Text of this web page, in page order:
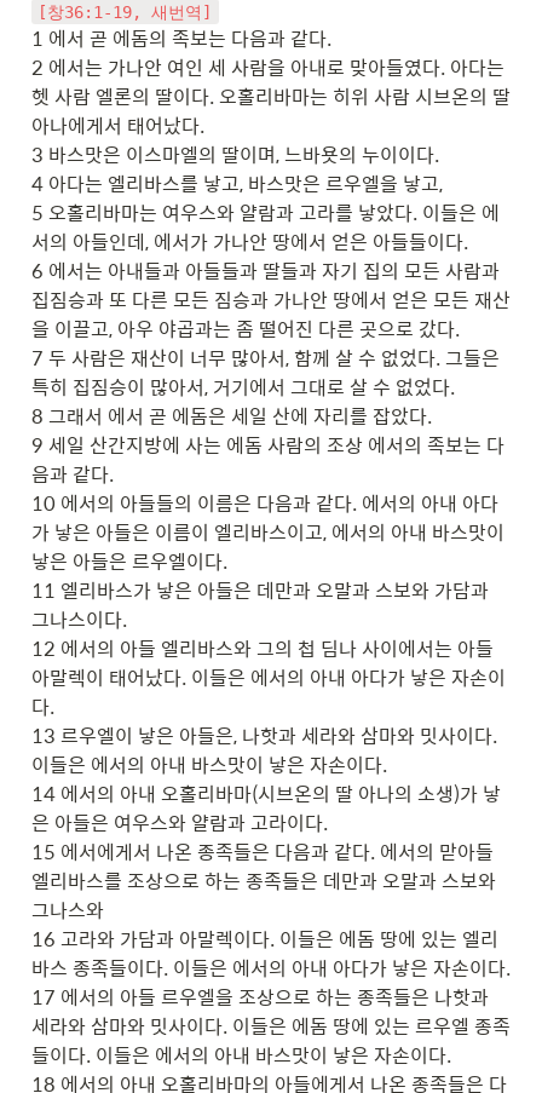
[창36:1-19, 새번역]
1 에서 곧 에돔의 족보는 다음과 같다.
2 에서는 가나안 여인 세 사람을 아내로 맞아들였다. 아다는
헷 사람 엘론의 딸이다. 오홀리바마는 히위 사람 시브온의 딸
아나에게서 태어났다.
3 바스맛은 이스마엘의 딸이며, 느바욧의 누이이다.
4 아다는 엘리바스를 낳고, 바스맛은 르우엘을 낳고,
5 오홀리바마는 여우스와 얄람과 고라를 낳았다. 이들은 에
서의 아들인데, 에서가 가나안 땅에서 얻은 아들들이다.
6 에서는 아내들과 아들들과 딸들과 자기 집의 모든 사람과
집짐승과 또 다른 모든 짐승과 가나안 땅에서 얻은 모든 재산
을 이끌고, 아우 야곱과는 좀 떨어진 다른 곳으로 갔다.
7 두 사람은 재산이 너무 많아서, 함께 살 수 없었다. 그들은
특히 집짐승이 많아서, 거기에서 그대로 살 수 없었다.
8 그래서 에서 곧 에돔은 세일 산에 자리를 잡았다.
9 세일 산간지방에 사는 에돔 사람의 조상 에서의 족보는 다
음과 같다.
10 에서의 아들들의 이름은 다음과 같다. 에서의 아내 아다
가 낳은 아들은 이름이 엘리바스이고, 에서의 아내 바스맛이
낳은 아들은 르우엘이다.
11 엘리바스가 낳은 아들은 데만과 오말과 스보와 가담과
그나스이다.
12 에서의 아들 엘리바스와 그의 첩 딤나 사이에서는 아들
아말렉이 태어났다. 이들은 에서의 아내 아다가 낳은 자손이
다.
13 르우엘이 낳은 아들은, 나핫과 세라와 삼마와 밋사이다.
이들은 에서의 아내 바스맛이 낳은 자손이다.
14 에서의 아내 오홀리바마(시브온의 딸 아나의 소생)가 낳
은 아들은 여우스와 얄람과 고라이다.
15 에서에게서 나온 종족들은 다음과 같다. 에서의 맏아들
엘리바스를 조상으로 하는 종족들은 데만과 오말과 스보와
그나스와
16 고라와 가담과 아말렉이다. 이들은 에돔 땅에 있는 엘리
바스 종족들이다. 이들은 에서의 아내 아다가 낳은 자손이다.
17 에서의 아들 르우엘을 조상으로 하는 종족들은 나핫과
세라와 삼마와 밋사이다. 이들은 에돔 땅에 있는 르우엘 종족
들이다. 이들은 에서의 아내 바스맛이 낳은 자손이다.
18 에서의 아내 오홀리바마의 아들에게서 나온 종족들은 다